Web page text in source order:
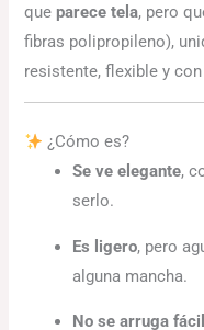
queparece tela, pero
fibras polipropileno),
resistente, flexible y
¿Cómo es?
Se ve elegante,
serlo.
Es ligero, pero
alguna mancha.
No se arruga